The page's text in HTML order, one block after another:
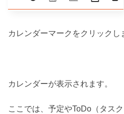
カレンダーマークをクリックし
カレンダーが表示されます。
ここでは、予定やToDo（タス